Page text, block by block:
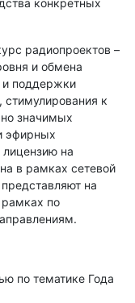
конкретных
радиопроектов –
и обмена
и поддержки
стимулирования к
значимых
эфирных
на
в рамках сетевой
на
по
по тематике Года